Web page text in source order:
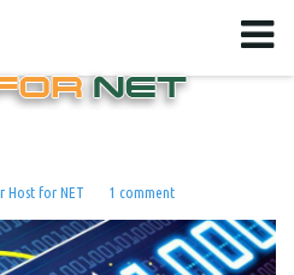
Host for NET 1 comment